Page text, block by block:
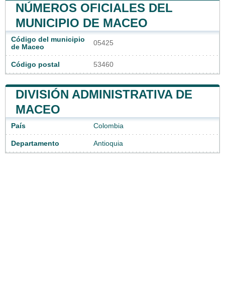
NÚMEROS OFICIALES DEL
MUNICIPIO DE MACEO
Código del municipio
de Maceo
05425
Código postal 53460
DIVISIÓN ADMINISTRATIVA DE
MACEO
País Colombia
Departamento Antioquia